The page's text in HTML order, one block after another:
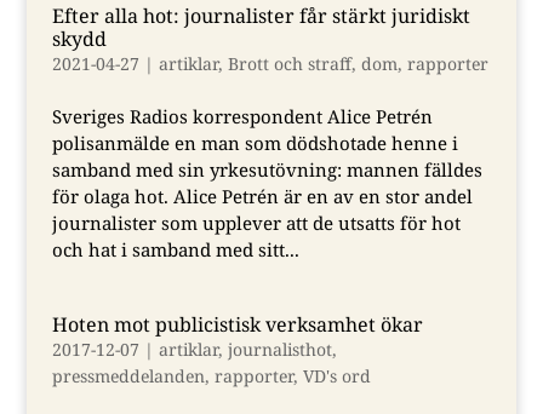
Efter alla hot: journalister får stärkt juridiskt
skydd
2021-04-27 | artiklar, Brott och straff, dom, rapporter
Sveriges Radios korrespondent Alice Petrén
polisanmälde en man som dödshotade henne i
samband med sin yrkesutövning: mannen fälldes
för olaga hot. Alice Petrén är en av en stor andel
journalister som upplever att de utsatts för hot
och hat i samband med sitt...
Hoten mot publicistisk verksamhet ökar
2017-12-07 | artiklar, journalisthot,
pressmeddelanden, rapporter, VD's ord